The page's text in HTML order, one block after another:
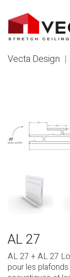
Vecta Design |
AL 27
AL 27 + AL 27
pour les